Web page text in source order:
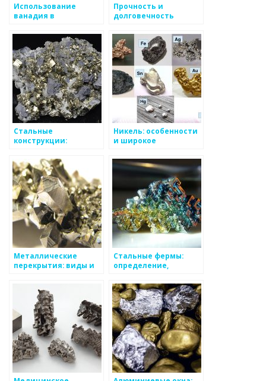
Использование
ванадия в
и в составе
специальных сплавов
Прочность и
долговечность
заборов
Стальные
конструкции:
и характеристики
Никель: особенности
и широкое
промышленности
Металлические
перекрытия: виды и
Стальные фермы:
определение,
преимущества